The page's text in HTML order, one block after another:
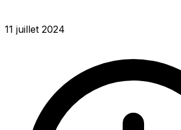
11 juillet 2024